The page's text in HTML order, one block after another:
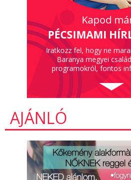
Kapod
PÉCSIMAMI
Iratkozz fel, hogy ne
Baranya megyei
programokról, fontos
AJÁNLÓ